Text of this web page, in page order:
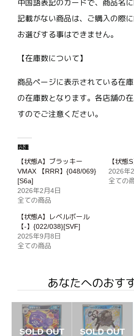
中国語表記のカードで、商品名
記載がない商品は、ご購入の際
お選びする事はできません。
【在庫数について】
商品ページに表示されている在
の在庫数となります。各店舗の
すのでご注意ください。
関連
【状態A】ブラッキー
VMAX 【RRR】{048/069}
[S6a]
2026年2月4日
全ての商品
【状態S
2026年
全ての
【状態A】レベルボール
【-】{022/038}[SVF]
2025年9月8日
全ての商品
あなたへのおす